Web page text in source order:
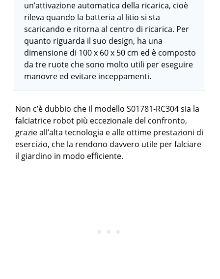
un’attivazione automatica della ricarica, cioè
rileva quando la batteria al litio si sta
scaricando e ritorna al centro di ricarica. Per
quanto riguarda il suo design, ha una
dimensione di 100 x 60 x 50 cm ed è composto
da tre ruote che sono molto utili per eseguire
manovre ed evitare inceppamenti.
Non c’è dubbio che il modello S01781-RC304 sia la
falciatrice robot più eccezionale del confronto,
grazie all’alta tecnologia e alle ottime prestazioni di
esercizio, che la rendono davvero utile per falciare
il giardino in modo efficiente.